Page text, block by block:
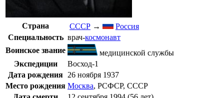
Страна СССР →
Россия
Специальность врач-космонавт
Воинское звание
медицинской службы
Экспедиции
Восход-1
Дата рождения 26 ноября 1937
Место рождения Москва, РСФСР, СССР